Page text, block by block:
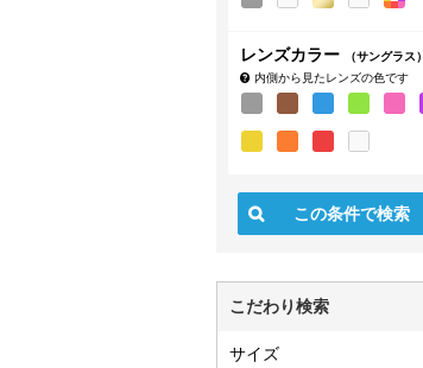
レンズカラー
（サングラス）
内側から見たレンズの色です
こだわり検索
サイズ